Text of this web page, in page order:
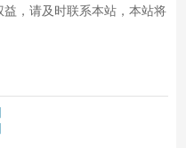
，请及时联系本站，本站将